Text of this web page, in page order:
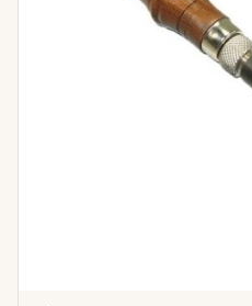
Sa polyvalence lui
personnaliser les
cuir. En variant la
disposition des
ajouter des motifs
fonctionnels
Cette capacité à
dimension artistique